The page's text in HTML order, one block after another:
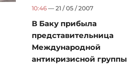
10:46 — 21 / 05 / 2007
В Баку прибыла
представительница
Международной
антикризисной группы